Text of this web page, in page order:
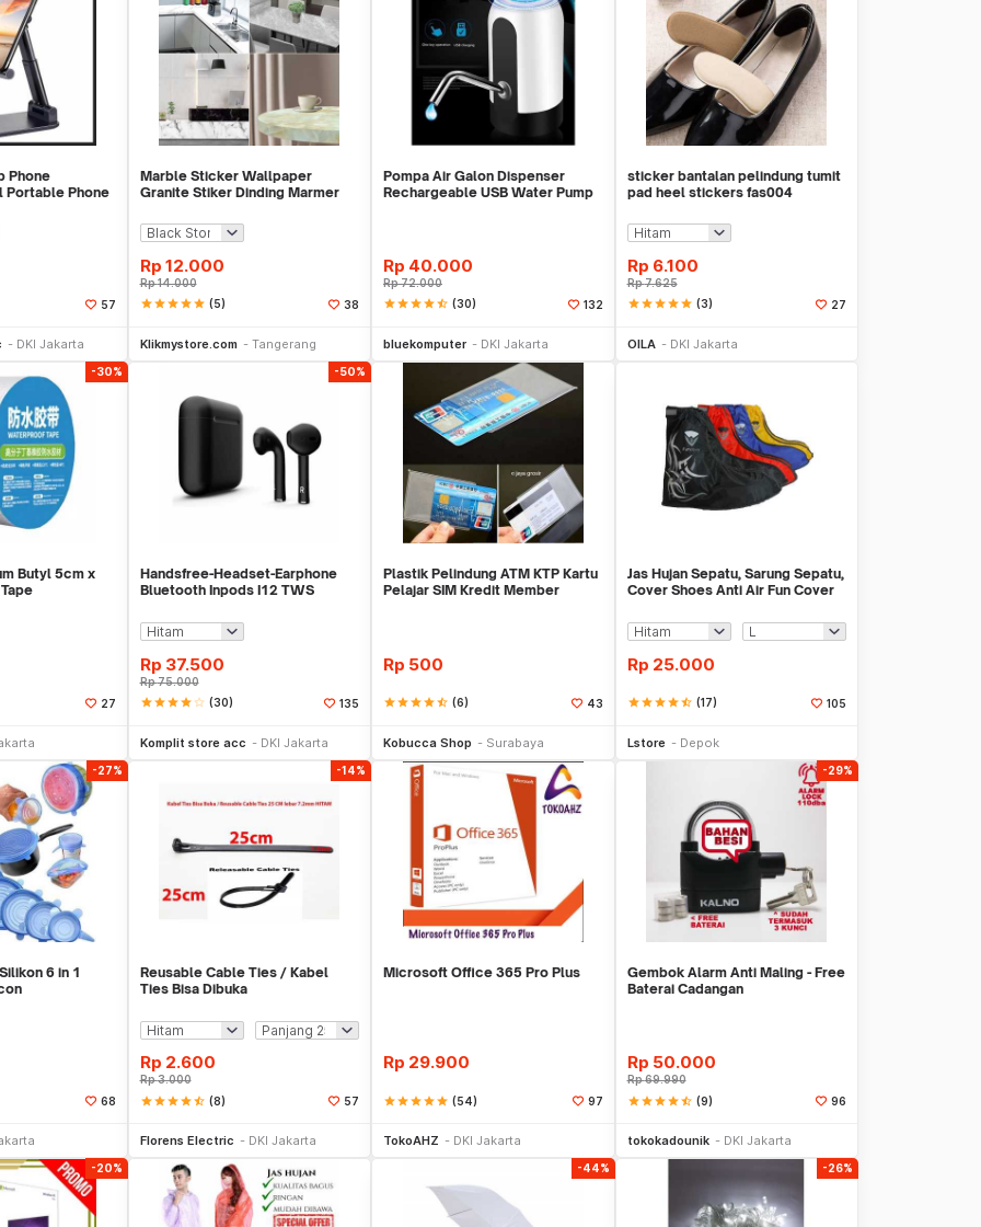
Phone
Portable Phone
57
DKI Jakarta
Marble Sticker Wallpaper
Granite Stiker Dinding Marmer
Rp 12.000
Rp14.000
starstarstarstarstar (5) 38
Klikmystore.com Tangerang
Pompa Air Galon Dispenser
Rechargeable USB Water Pump
Rp 40.000
Rp72.000
starstarstarstarstar_half (30) 132
bluekomputer DKI Jakarta
sticker bantalan pelindung tumit
pad heel stickers fas004
Rp 6.100
Rp7.625
starstarstarstarstar (3) 27
OILA DKI Jakarta
-30%
Butyl 5cm x
27
-50%
Handsfree-Headset-Earphone
Bluetooth Inpods I12 TWS
Rp 37.500
Rp75.000
starstarstarstarstar_border (30) 135
Komplit store acc DKI Jakarta
Plastik Pelindung ATM KTP Kartu
Pelajar SIM Kredit Member
Rp 500
starstarstarstarstar_half (6) 43
Kobucca Shop Surabaya
Jas Hujan Sepatu, Sarung Sepatu,
Cover Shoes Anti Air Fun Cover
Rp 25.000
starstarstarstarstar_half (17) 105
Lstore Depok
-27%
6 in 1
68
-14%
Reusable Cable Ties / Kabel
Ties Bisa Dibuka
Rp 2.600
Rp3.000
starstarstarstarstar_half (8) 57
Florens Electric DKI Jakarta
Microsoft Office 365 Pro Plus
Rp 29.900
starstarstarstarstar (54) 97
TokoAHZ DKI Jakarta
-29%
Gembok Alarm Anti Maling - Free
Baterai Cadangan
Rp 50.000
Rp69.990
starstarstarstarstar_half (9) 96
tokokadounik DKI Jakarta
-20% -44% -26%